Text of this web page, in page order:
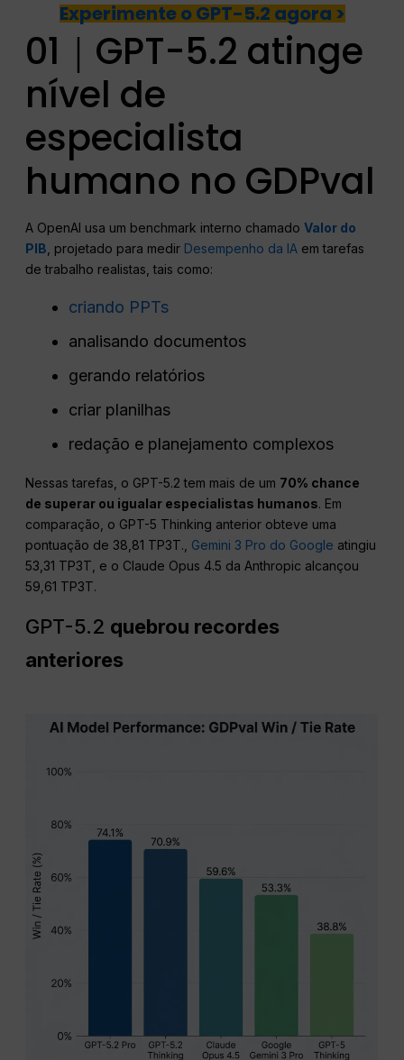
Experimente o GPT-5.2 agora >
01｜GPT-5.2 atinge
nível de
especialista
humano no GDPval
A OpenAI usa um benchmark interno chamadoValor do
PIB, projetado para medir Desempenho da IA em tarefas
de trabalho realistas, tais como:
criando PPTs
analisando documentos
gerando relatórios
criar planilhas
redação e planejamento complexos
Nessas tarefas, o GPT-5.2 tem mais de um 70% chance
de superar ou igualar especialistas humanos. Em
comparação, o GPT-5 Thinking anterior obteve uma
pontuação de 38,81 TP3T., Gemini 3 Pro do Google atingiu
53,31 TP3T, e o Claude Opus 4.5 da Anthropic alcançou
59,61 TP3T.
GPT-5.2 quebrou recordes
anteriores